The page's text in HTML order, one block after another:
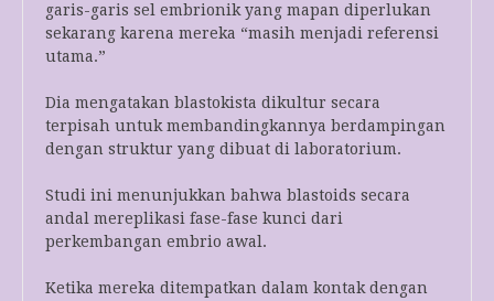
garis-garis sel embrionik yang mapan diperlukan
sekarang karena mereka “masih menjadi referensi
utama.”
Dia mengatakan blastokista dikultur secara
terpisah untuk membandingkannya berdampingan
dengan struktur yang dibuat di laboratorium.
Studi ini menunjukkan bahwa blastoids secara
andal mereplikasi fase-fase kunci dari
perkembangan embrio awal.
Ketika mereka ditempatkan dalam kontak dengan